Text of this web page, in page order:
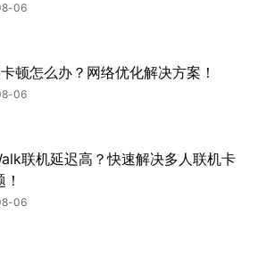
06
顿怎么办？网络优化解决方案！
06
联机延迟高？快速解决多人联机卡
06